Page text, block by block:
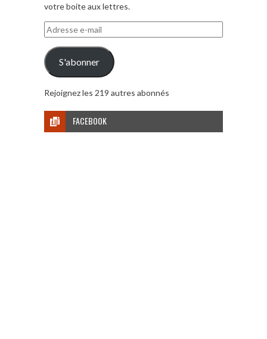
votre boite aux lettres.
Adresse
e-
mail
S'abonner
Rejoignez les 219 autres abonnés
FACEBOOK